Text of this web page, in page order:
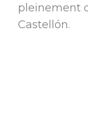
pleinement
Castellón.